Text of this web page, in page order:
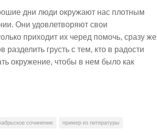
дни люди окружают нас плотным
Они удовлетворяют свои
приходит их черед помочь, сразу же
грусть с тем, кто в радости
окружение, чтобы в нем было как
сочинение пример из литературы